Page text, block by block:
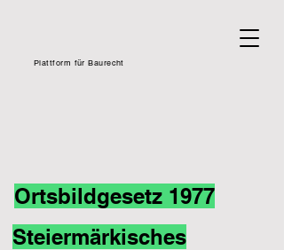
Plattform für Baurecht
Ortsbildgesetz 1977
Steiermärkisches